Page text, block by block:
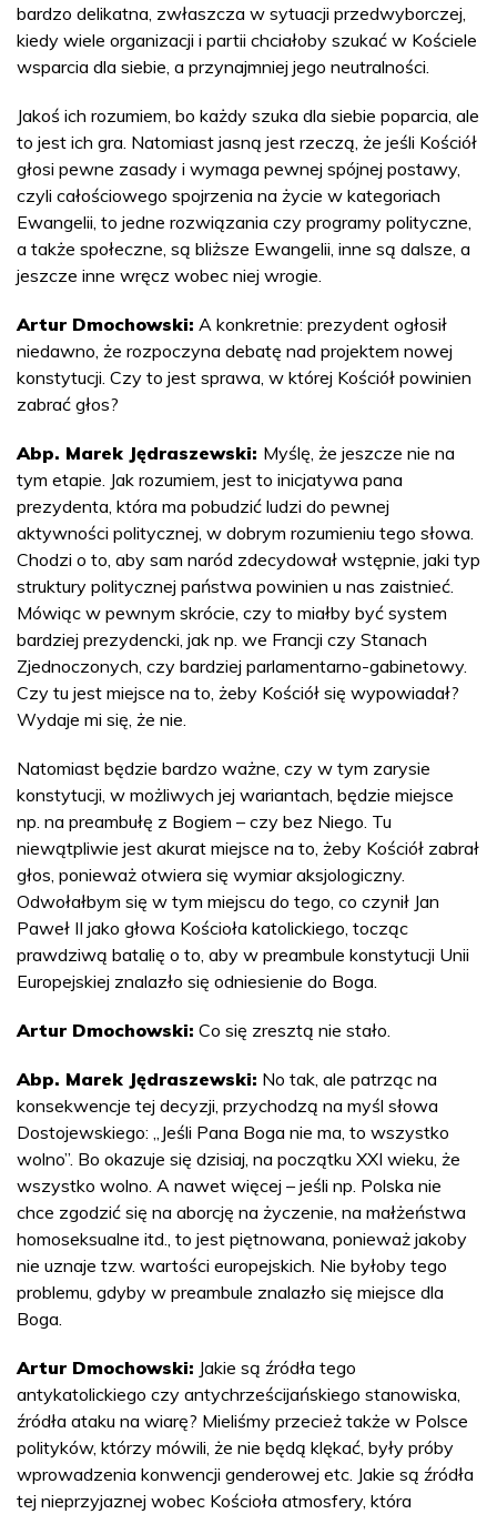
bardzo delikatna, zwłaszcza w sytuacji przedwyborczej,
kiedy wiele organizacji i partii chciałoby szukać w Kościele
wsparcia dla siebie, a przynajmniej jego neutralności.
Jakoś ich rozumiem, bo każdy szuka dla siebie poparcia, ale
to jest ich gra. Natomiast jasną jest rzeczą, że jeśli Kościół
głosi pewne zasady i wymaga pewnej spójnej postawy,
czyli całościowego spojrzenia na życie w kategoriach
Ewangelii, to jedne rozwiązania czy programy polityczne,
a także społeczne, są bliższe Ewangelii, inne są dalsze, a
jeszcze inne wręcz wobec niej wrogie.
Artur Dmochowski: A konkretnie: prezydent ogłosił
niedawno, że rozpoczyna debatę nad projektem nowej
konstytucji. Czy to jest sprawa, w której Kościół powinien
zabrać głos?
Abp. Marek Jędraszewski: Myślę, że jeszcze nie na
tym etapie. Jak rozumiem, jest to inicjatywa pana
prezydenta, która ma pobudzić ludzi do pewnej
aktywności politycznej, w dobrym rozumieniu tego słowa.
Chodzi o to, aby sam naród zdecydował wstępnie, jaki typ
struktury politycznej państwa powinien u nas zaistnieć.
Mówiąc w pewnym skrócie, czy to miałby być system
bardziej prezydencki, jak np. we Francji czy Stanach
Zjednoczonych, czy bardziej parlamentarno-gabinetowy.
Czy tu jest miejsce na to, żeby Kościół się wypowiadał?
Wydaje mi się, że nie.
Natomiast będzie bardzo ważne, czy w tym zarysie
konstytucji, w możliwych jej wariantach, będzie miejsce
np. na preambułę z Bogiem – czy bez Niego. Tu
niewątpliwie jest akurat miejsce na to, żeby Kościół zabrał
głos, ponieważ otwiera się wymiar aksjologiczny.
Odwołałbym się w tym miejscu do tego, co czynił Jan
Paweł II jako głowa Kościoła katolickiego, tocząc
prawdziwą batalię o to, aby w preambule konstytucji Unii
Europejskiej znalazło się odniesienie do Boga.
Artur Dmochowski: Co się zresztą nie stało.
Abp. Marek Jędraszewski: No tak, ale patrząc na
konsekwencje tej decyzji, przychodzą na myśl słowa
Dostojewskiego: „Jeśli Pana Boga nie ma, to wszystko
wolno”. Bo okazuje się dzisiaj, na początku XXI wieku, że
wszystko wolno. A nawet więcej – jeśli np. Polska nie
chce zgodzić się na aborcję na życzenie, na małżeństwa
homoseksualne itd., to jest piętnowana, ponieważ jakoby
nie uznaje tzw. wartości europejskich. Nie byłoby tego
problemu, gdyby w preambule znalazło się miejsce dla
Boga.
Artur Dmochowski: Jakie są źródła tego
antykatolickiego czy antychrześcijańskiego stanowiska,
źródła ataku na wiarę? Mieliśmy przecież także w Polsce
polityków, którzy mówili, że nie będą klękać, były próby
wprowadzenia konwencji genderowej etc. Jakie są źródła
tej nieprzyjaznej wobec Kościoła atmosfery, która